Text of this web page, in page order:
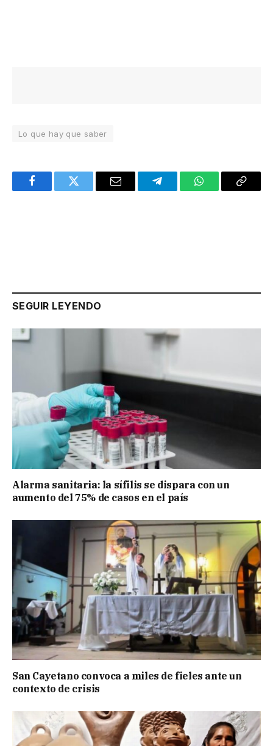
Lo que hay que saber
FacebookTwitter Email TelegramWhatsAppCopy
SEGUIR LEYENDO
Alarma sanitaria: la sífilis se dispara con un
aumento del 75% de casos en el país
San Cayetano convoca a miles de fieles ante un
contexto de crisis